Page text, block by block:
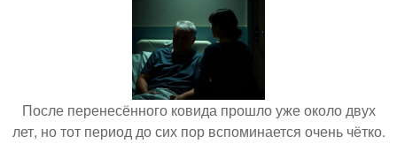
После перенесённого ковида прошло уже около двух
лет, но тот период до сих пор вспоминается очень чётко.